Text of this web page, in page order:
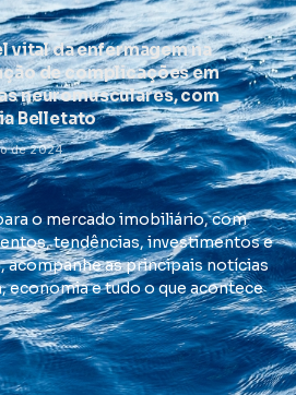
vital da enfermagem na
de complicações em
neuromusculares, com
Belletato
de 2024
o mercado imobiliário, com
tendências, investimentos e
acompanhe as principais notícias
economia e tudo o que acontece